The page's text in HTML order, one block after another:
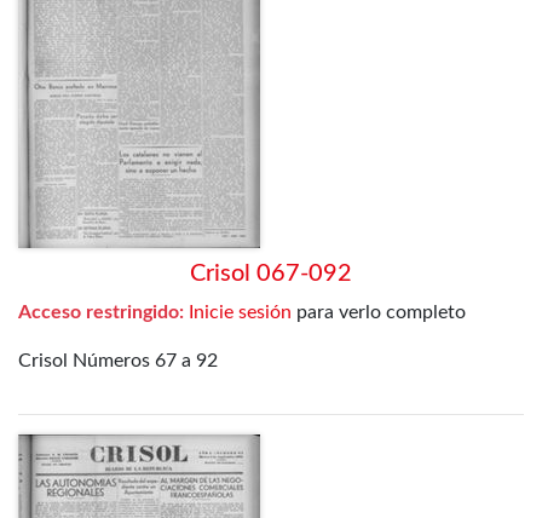
Crisol 067-092
Acceso restringido: Inicie sesión para verlo completo
Crisol Números 67 a 92